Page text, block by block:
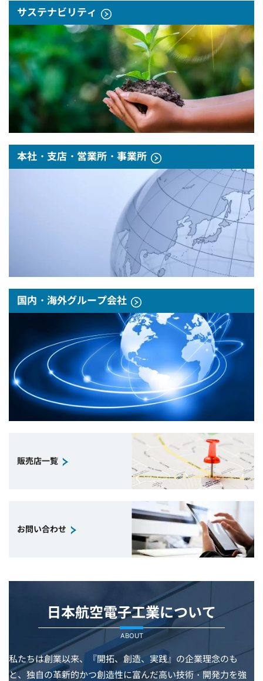
サステナビリティ
本社・支店・営業所・事業所
国内・海外グループ会社
販売店一覧
お問い合わせ
日本航空電子工業について
ABOUT
私たちは創業以来、『開拓、創造、実践』の企業理念のも
と、独自の革新的かつ創造性に富んだ高い技術・開発力を強